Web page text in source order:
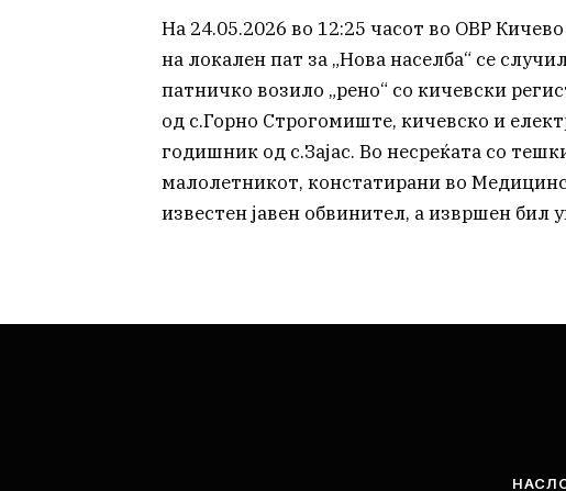
На 24.05.2026 во 12:25 часот во ОВР Кичево
на локален пат за „Нова населба“ се
патничко возило „рено“ со кичевски
од с.Горно Строгомиште, кичевско и
годишник од с.Зајас. Во несреќата со
малолетникот, констатирани во
известен јавен обвинител, а извршен бил